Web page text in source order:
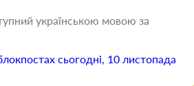
українською мовою за
сьогодні, 10 листопада